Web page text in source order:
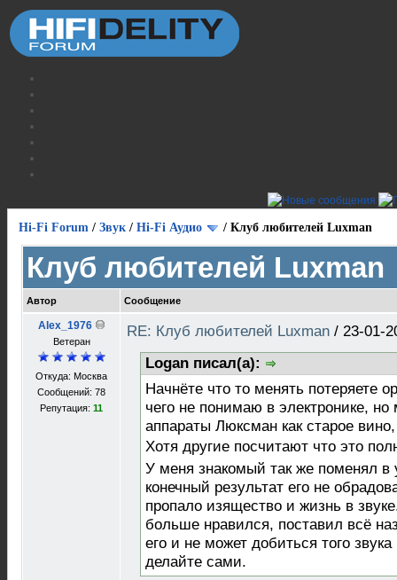
Hi-Fi Forum / Звук / Hi-Fi Аудио / Клуб любителей Luxman
Клуб любителей Luxman
Автор Сообщение
Alex_1976
Ветеран
Откуда: Москва
Сообщений: 78
Репутация: 11
RE: Клуб любителей Luxman / 23-01-
Logan писал(а):
Начнёте что то менять потеряете
чего не понимаю в электронике,
аппараты Люксман как старое
Хотя другие посчитают что это
У меня знакомый так же поменял
конечный результат его не
пропало изящество и жизнь в
больше нравился, поставил всё
его и не может добиться того
делайте сами.